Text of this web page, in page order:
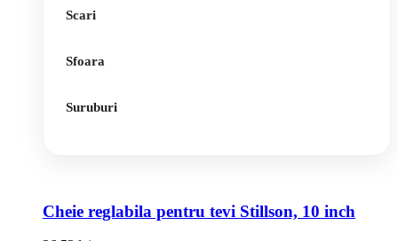
Scari
Sfoara
Suruburi
Cheie reglabila pentru tevi Stillson, 10 inch